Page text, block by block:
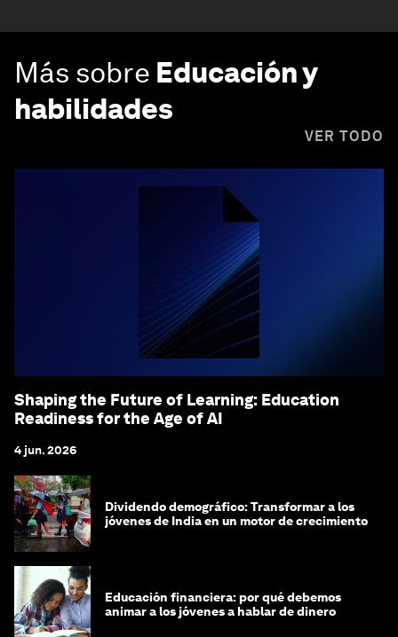
Más sobre Educación y
habilidades
VER TODO
Shaping the Future of Learning: Education
Readiness for the Age of AI
4 jun. 2026
Dividendo demográfico: Transformar a los
jóvenes de India en un motor de crecimiento
Educación financiera: por qué debemos
animar a los jóvenes a hablar de dinero